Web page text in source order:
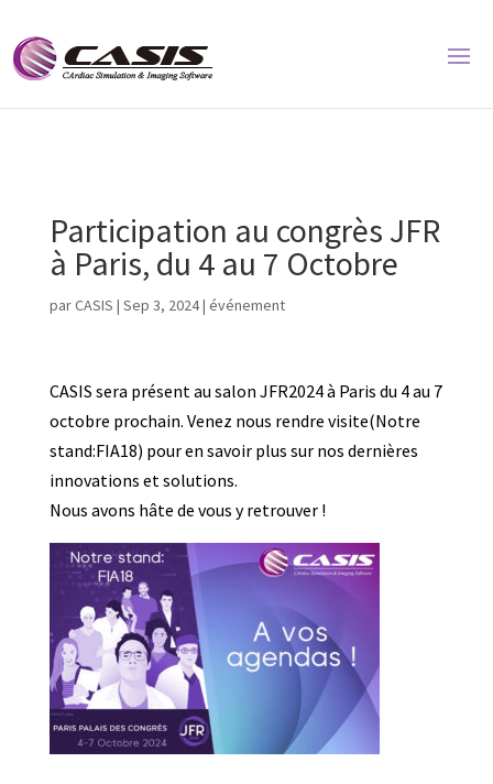
Participation au congrès JFR
à Paris, du 4 au 7 Octobre
parCASIS | Sep 3, 2024| événement
CASIS sera présent au salon JFR2024 à Paris du 4 au 7
octobre prochain. Venez nous rendre visite(Notre
stand:FIA18) pour en savoir plus sur nos dernières
innovations et solutions.
Nous avons hâte de vous y retrouver !